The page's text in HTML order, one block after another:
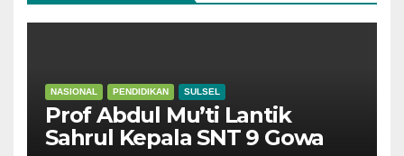
NASIONAL PENDIDIKAN SULSEL
Prof Abdul Mu’ti Lantik
Sahrul Kepala SNT 9 Gowa